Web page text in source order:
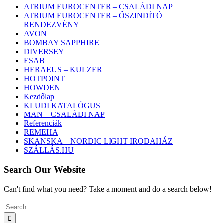
ATRIUM EUROCENTER – CSALÁDI NAP
ATRIUM EUROCENTER – ŐSZINDÍTÓ
RENDEZVÉNY
AVON
BOMBAY SAPPHIRE
DIVERSEY
ESAB
HERAEUS – KULZER
HOTPOINT
HOWDEN
Kezdőlap
KLUDI KATALÓGUS
MAN – CSALÁDI NAP
Referenciák
REMEHA
SKANSKA – NORDIC LIGHT IRODAHÁZ
SZÁLLÁS.HU
Search Our Website
Can't find what you need? Take a moment and do a search below!